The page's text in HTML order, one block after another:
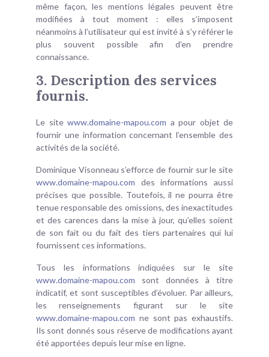
même façon, les mentions légales peuvent être
modifiées à tout moment : elles s’imposent
néanmoins à l’utilisateur qui est invité à s’y référer le
plus souvent possible afin d’en prendre
connaissance.
3. Description des services
fournis.
Le site www.domaine-mapou.com a pour objet de
fournir une information concernant l’ensemble des
activités de la société.
Dominique Visonneau s’efforce de fournir sur le site
www.domaine-mapou.com des informations aussi
précises que possible. Toutefois, il ne pourra être
tenue responsable des omissions, des inexactitudes
et des carences dans la mise à jour, qu’elles soient
de son fait ou du fait des tiers partenaires qui lui
fournissent ces informations.
Tous les informations indiquées sur le site
www.domaine-mapou.com sont données à titre
indicatif, et sont susceptibles d’évoluer. Par ailleurs,
les renseignements figurant sur le site
www.domaine-mapou.com ne sont pas exhaustifs.
Ils sont donnés sous réserve de modifications ayant
été apportées depuis leur mise en ligne.